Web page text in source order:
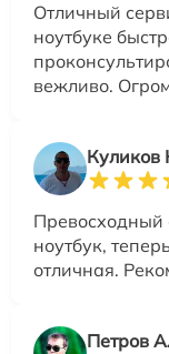
Отличный
ноутбуке
вежливо.
Куликов
Превосходный
ноутбук,
отличная.
Петров